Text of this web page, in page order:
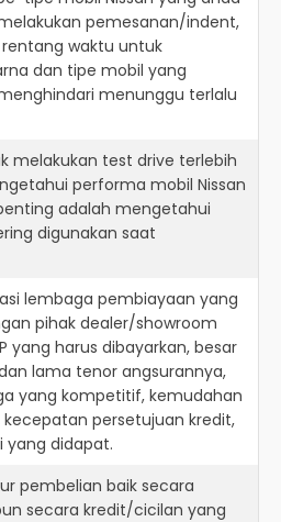
pemesanan/indent,
waktu untuk
dan tipe mobil yang
menunggu terlalu
melakukan test drive terlebih
performa mobil Nissan
adalah mengetahui
digunakan saat
lembaga pembiayaan yang
pihak dealer/showroom
yang harus dibayarkan, besar
lama tenor angsurannya,
yang kompetitif, kemudahan
persetujuan kredit,
yang didapat.
pembelian baik secara
secara kredit/cicilan yang